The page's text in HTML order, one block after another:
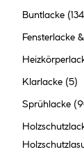
Buntlacke
Fensterlacke
Klarlacke (5)
Sprühlacke